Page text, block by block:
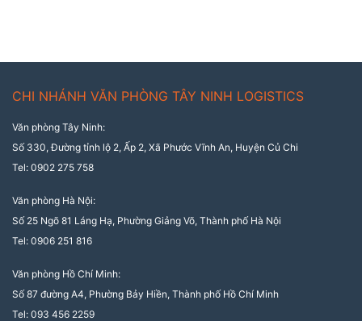
CHI NHÁNH VĂN PHÒNG TÂY NINH LOGISTICS
Văn phòng Tây Ninh:
Số 330, Đường tỉnh lộ 2, Ấp 2, Xã Phước Vĩnh An, Huyện Củ Chi
Tel: 0902 275 758
Văn phòng Hà Nội:
Số 25 Ngõ 81 Láng Hạ, Phường Giảng Võ, Thành phố Hà Nội
Tel: 0906 251 816
Văn phòng Hồ Chí Minh:
Số 87 đường A4, Phường Bảy Hiền, Thành phố Hồ Chí Minh
Tel: 093 456 2259